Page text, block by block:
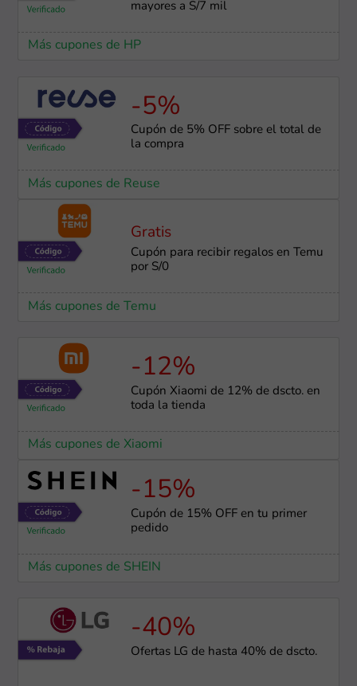
mayores a S/7 mil
Más cupones de HP
-5%
Cupón de 5% OFF sobre el total de
la compra
Más cupones de Reuse
Gratis
Cupón para recibir regalos en Temu
por S/0
Más cupones de Temu
-12%
Cupón Xiaomi de 12% de dscto. en
toda la tienda
Más cupones de Xiaomi
-15%
Cupón de 15% OFF en tu primer
pedido
Más cupones de SHEIN
-40%
Ofertas LG de hasta 40% de dscto.